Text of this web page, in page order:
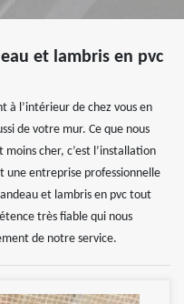
et lambris en pvc
à l’intérieur de chez vous en
de votre mur. Ce que nous
cher, c’est l’installation
une entreprise professionnelle
et lambris en pvc tout
très fiable qui nous
de notre service.